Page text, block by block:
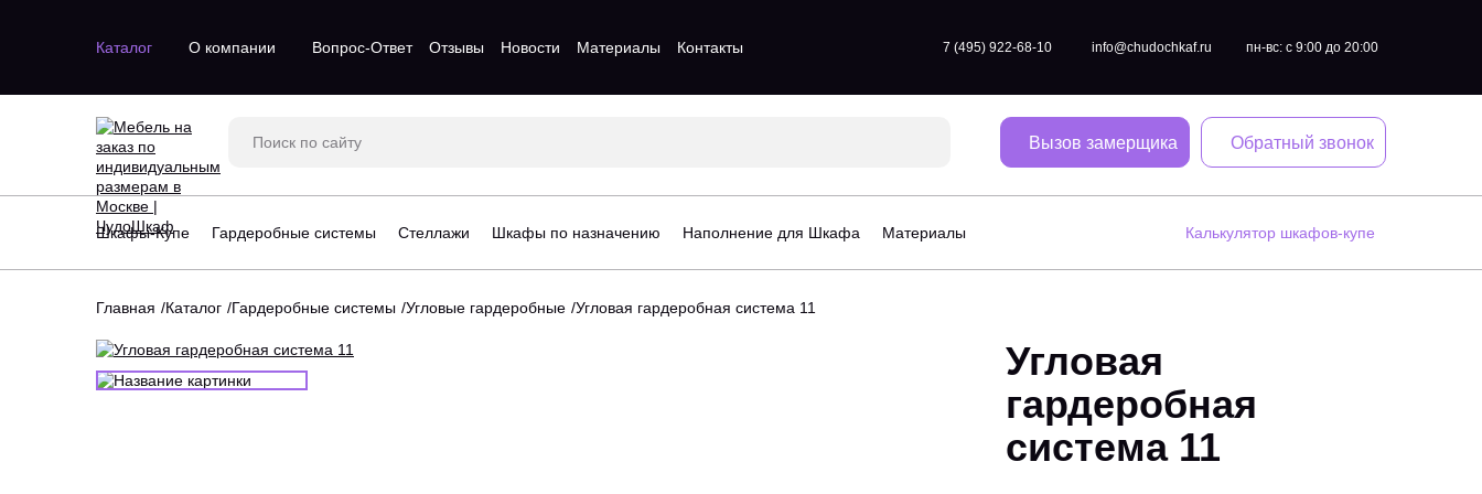
Каталог
Двухдверные шкафы
Трехдверные шкафы
Шкафы с зеркалом
С зеркалом шкафы
Трехстворчатые шкафы
Стенки для гостинной
Стеллажи для детской
Угловые стеллажи
О компании Вопрос-Ответ Отзывы Новости Материалы Контакты 7 (495) 922-68-10 info@chudochkaf.ru пн-вс: с 9:00 до 20:00
Вызов замерщика Обратный звонок
Шкафы-Купе Гардеробные системы Стеллажи Шкафы по назначению Наполнение для Шкафа Материалы Калькулятор шкафов-купе
Главная Каталог Гардеробные системы Угловые гардеробные Угловая гардеробная система 11
Угловая
гардеробная
система 11